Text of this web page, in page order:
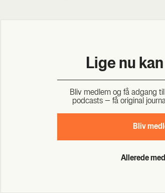
Lige nu
Bliv med­lem og få adgang
podcasts – få ori­gi­nal
Bliv
Allerede